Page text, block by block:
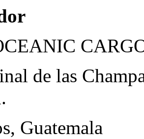
de las
Guatemala